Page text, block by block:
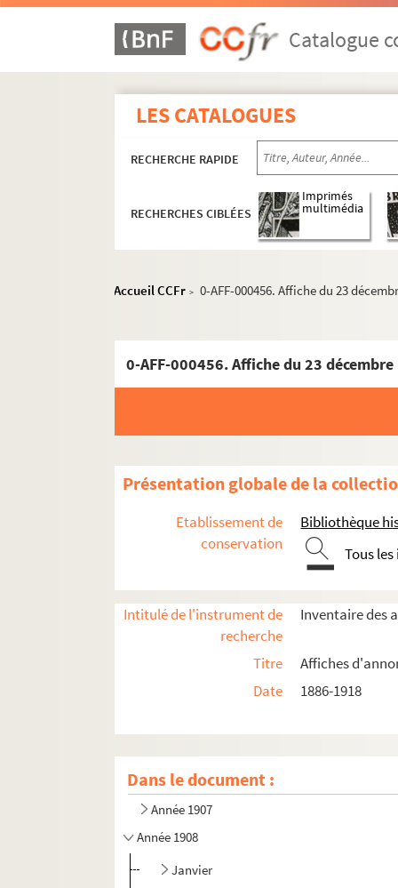
Catalogue
LES CATALOGUES
RECHERCHE RAPIDE
RECHERCHES CIBLÉES
Imprimés
multimédia
Accueil CCFr > 0-AFF-000456. Affiche du 23
0-AFF-000456. Affiche du 23
Présentation globale de la
Etablissement de
conservation
Bibliothèque
Tous
Intitulé de l'instrument de
recherche
Inventaire des
Titre
Affiches
Date
1886-1918
Dans le document :
Année 1898
Année 1906
Année 1907
Année 1908
Janvier